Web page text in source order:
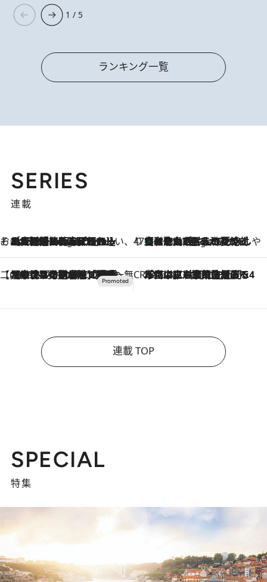
1 / 5
ランキング一覧
SERIES
連載
そおだよおこの関西おいしい、おやつ紀行4 Hours Ago
［大阪府箕面市］一皿一皿目の前で仕上げられる、料理を巧みに組み込んだアシェットデセールコース「ミチル アシェット デセール（Michiru assiette dessert）」 47都道府県の手みやげ ひんやりスイーツで夏を満喫
4 Hours Ago
【和歌山県】この夏絶対食べたい 冷やしておいしいおやつ3選 みかんがごろっと丸ごと入ったジュレ
【CREA×星野リゾート】唯一無二。癒しと発見が待つ場所へ
2026.8.7
【トンボの足水浴】ヒノキの香りに包まれて涼感マックス！約13℃の湧水かけ流しを避暑地「星野温泉 トンボの湯」で体験 CREA'S CHOICE
2026.8.7
「立川にも歌舞伎があるんだよ」 片岡仁左衛門・市川中車ら豪華座組みで4年目の立川立飛歌舞伎へ
連載 TOP
SPECIAL
特集